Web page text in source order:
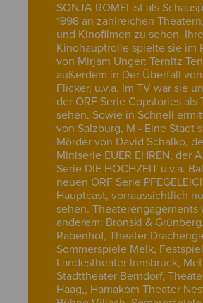
SONJA ROMEI ist als
1998 an zahlreichen
und Kinofilmen zu sehen.
Kinohauptrolle spielte sie im
von Mirjam Unger: Ternitz
außerdem in Der Überfall
Flicker, u.v.a. Im TV war sie
der ORF Serie Copstories als
sehen. Sowie in Schnell
von Salzburg, M - Eine Stadt
Mörder von David Schalko,
Miniserie EUER EHREN, der
Serie DIE HOCHZEIT u.v.a.
neuen ORF Serie
Hauptcast, vorraussichtlich
sehen. Theaterengagements
anderem: Bronski &
Rabenhof, Theater
Sommerspiele Melk,
Landestheater Innsbruck,
Stadttheater Berndorf,
Haag,, Hamakom Theater